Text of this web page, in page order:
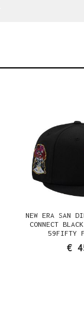
NEW ERA SAN
CONNECT
59FIFTY
€